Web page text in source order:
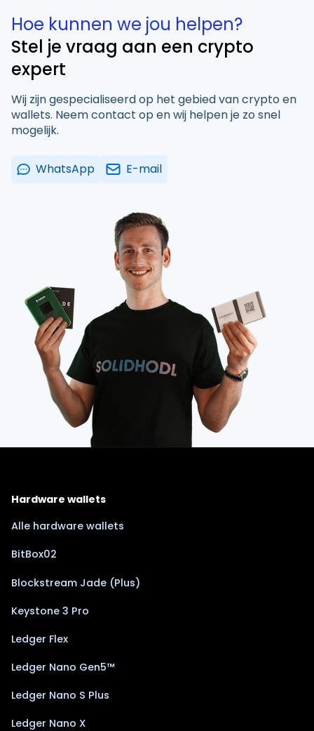
Hoe kunnen we jou helpen?
Stel je vraag aan een crypto
expert
Wij zijn gespecialiseerd op het gebied van crypto en
wallets. Neem contact op en wij helpen je zo snel
mogelijk.
WhatsApp E-mail
Hardware wallets
Alle hardware wallets
BitBox02
Blockstream Jade (Plus)
Keystone 3 Pro
Ledger Flex
Ledger Nano Gen5™
Ledger Nano S Plus
Ledger Nano X